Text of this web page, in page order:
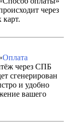
через
Оплата
через СПБ
сгенерирован
и удобно
вашего